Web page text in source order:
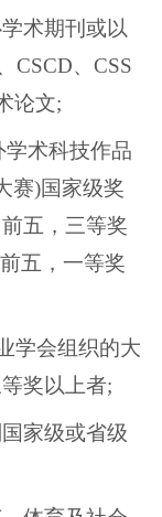
术期刊或以
CSCD、CSS
论文;
术科技作品
赛)国家级奖
五，三等奖
五，一等奖
会组织的大
奖以上者;
家级或省级